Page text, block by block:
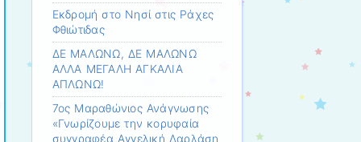
Εκδρομή στο Νησί στις Ράχες
Φθιώτιδας
ΔΕ ΜΑΛΩΝΩ, ΔΕ ΜΑΛΩΝΩ
ΑΛΛΑ ΜΕΓΑΛΗ ΑΓΚΑΛΙΑ
ΑΠΛΩΝΩ!
7ος Μαραθώνιος Ανάγνωσης
«Γνωρίζουμε την κορυφαία
συγγραφέα Αγγελική Δαρλάση